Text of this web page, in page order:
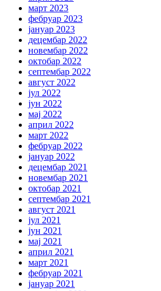
март 2023
фебруар 2023
јануар 2023
децембар 2022
новембар 2022
октобар 2022
септембар 2022
август 2022
јул 2022
јун 2022
мај 2022
април 2022
март 2022
фебруар 2022
јануар 2022
децембар 2021
новембар 2021
октобар 2021
септембар 2021
август 2021
јул 2021
јун 2021
мај 2021
април 2021
март 2021
фебруар 2021
јануар 2021